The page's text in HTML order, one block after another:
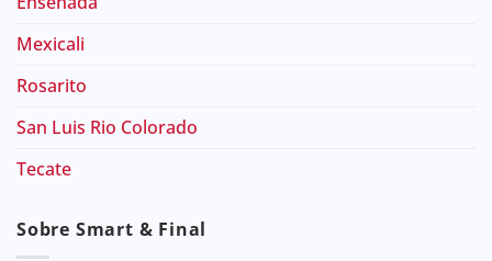
Mexicali
Rosarito
San Luis Rio Colorado
Tecate
Sobre Smart & Final